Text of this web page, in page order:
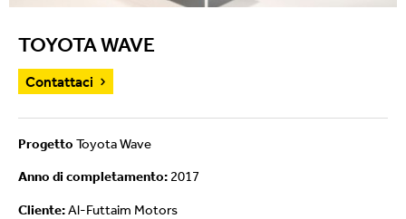
TOYOTA WAVE
Contattaci
Progetto Toyota Wave
Anno di completamento: 2017
Cliente:Al-Futtaim Motors